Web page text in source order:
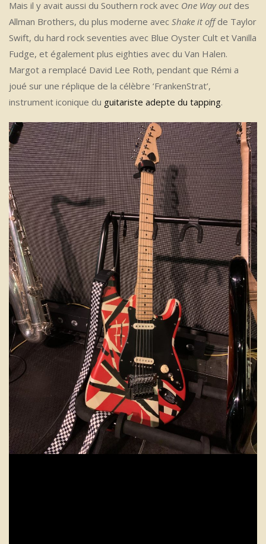
Mais il y avait aussi du Southern rock avec One Way outdes
Allman Brothers, du plus moderne avec Shake it offde Taylor
Swift, du hard rock seventies avec Blue Oyster Cult et Vanilla
Fudge, et également plus eighties avec du Van Halen.
Margot a remplacé David Lee Roth, pendant que Rémi a
joué sur une réplique de la célèbre ‘FrankenStrat’,
instrument iconique du guitariste adepte du tapping.